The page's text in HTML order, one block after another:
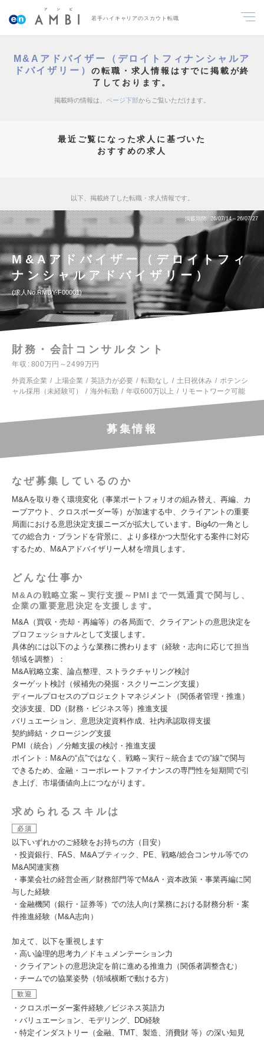
若手ハイキャリアのスカウト転職
M&Aアドバイザー（デロイトフィナンシャルア
ドバイザリー）の転職・求人情報はすでに掲載が終
了しております。
掲載時の情報は、 ページ下部からご覧いただけます。
最近ご覧になった求人に基づいた
おすすめの求人
以下、掲載終了した転職・求人情報です。
掲載期間 26/07/14～26/07/27
M&Aアドバイザー（デロイトフィ
ナンシャルアドバイザリー）
求人No.RMDY-F00001
財務・会計コンサルタント
年収
800万円～2499万円
外資系企業
上場企業 英語力が必要 転勤なし 土日祝休み
ポテンシ
ャル採用（未経験可）
海外転勤 年収600万以上 リモートワーク可能
募集情報
なぜ募集しているのか
M&Aを取り巻く環境変化（事業ポートフォリオの組み替え、再編、カ
ーブアウト、クロスボーダー等）が加速する中、クライアントの重要
局面における意思決定支援ニーズが拡大しています。Big4の一角とし
ての総合力・ブランドを背景に、より多様かつ大型化する案件に対応
するため、M&Aアドバイザリー人材を増員します。⁠
どんな仕事か
M&Aの戦略立案～実行支援～PMIまで一気通貫で関与し、
企業の重要意思決定を支援します。
M&A（買収・売却・再編等）の各局面で、クライアントの意思決定を
プロフェッショナルとして支援します。
具体的には以下のような業務に携わります（経験・志向に応じて担当
領域を調整）：
M&A戦略立案、論点整理、ストラクチャリング検討
ターゲット検討（候補先の発掘・スクリーニング支援）
ディールプロセスのプロジェクトマネジメント（関係者管理・推進）
交渉支援、DD（財務・ビジネス等）推進支援
バリュエーション、意思決定資料作成、社内承認取得支援
契約締結・クロージング支援
PMI（統合）／分離支援の検討・推進支援
ポイント：M&Aの“点”ではなく、戦略～実行～統合までの“線”で関与
できるため、金融・コーポレートファイナンスの専門性を短期間で引
き上げ、市場価値向上につながります。⁠
求められるスキルは
必須
以下いずれかのご経験をお持ちの方（目安）
・投資銀行、FAS、M&Aブティック、PE、戦略/総合コンサル等での
M&A関連実務
・事業会社の経営企画／財務部門等でM&A・資本政策・事業再編に関
与した経験
・金融機関（銀行・証券等）での法人向け業務における財務分析・案
件推進経験（M&A志向）
加えて、以下を重視します
・高い論理的思考力／ドキュメンテーション力
・クライアントの意思決定を前に進める推進力（関係者調整含む）
・チームでの協業姿勢（領域横断で動ける方）
歓迎
・クロスボーダー案件経験／ビジネス英語力
・バリュエーション、モデリング、DD経験
・特定インダストリー（金融、TMT、製造、消費財 等）の深い知見